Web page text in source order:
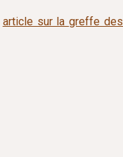
article sur la greffe des